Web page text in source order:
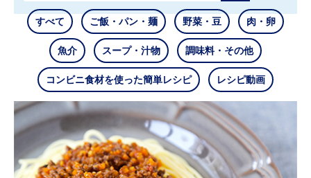
すべて ご飯・パン・麺 野菜・豆 肉・卵
魚介 スープ・汁物 調味料・その他
コンビニ食材を使った簡単レシピ レシピ動画